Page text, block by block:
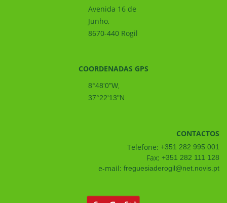
Avenida 16 de
Junho,
8670-440 Rogil
COORDENADAS GPS
8°48'0"W,
37°22'13"N
CONTACTOS
Telefone: +351 282 995 001
Fax: +351 282 111 128
e-mail: freguesiaderogil@net.novis.pt